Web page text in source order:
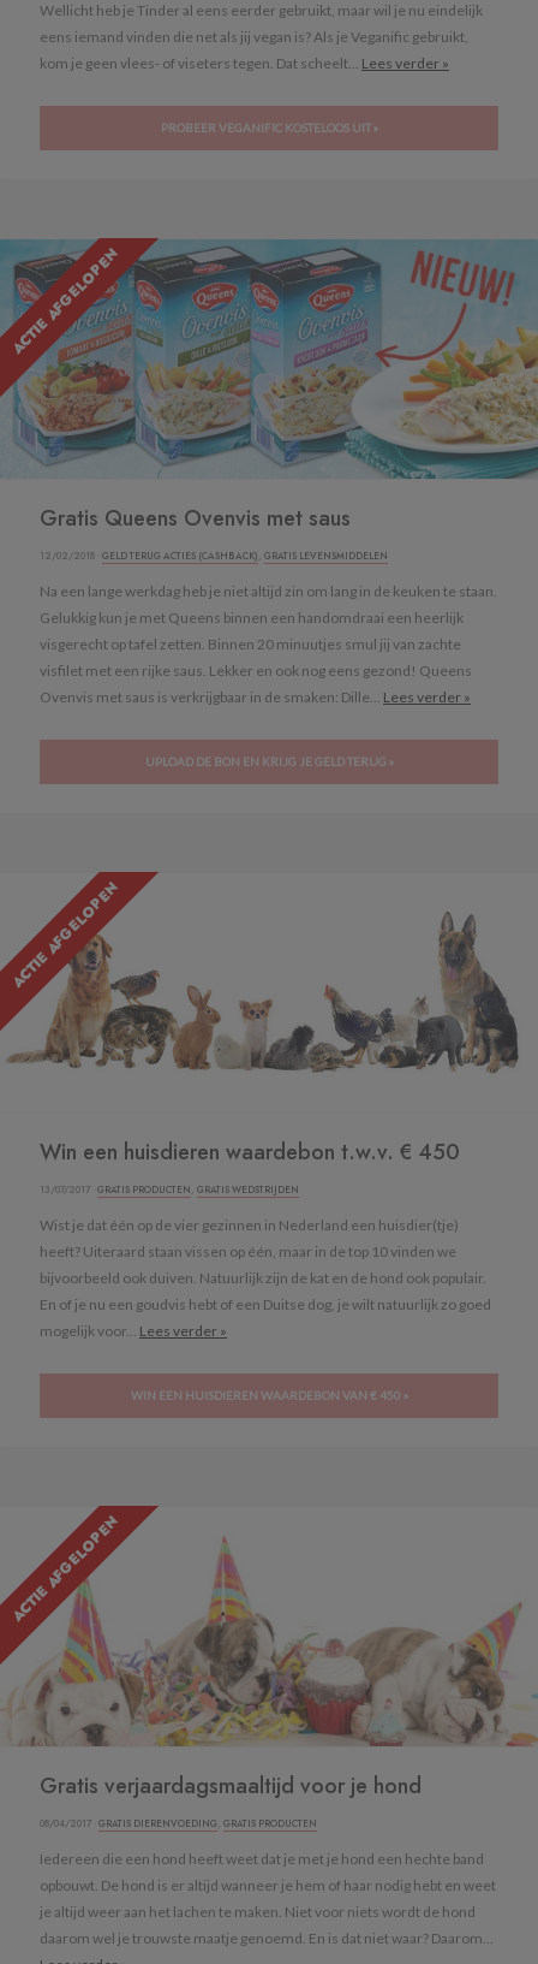
Wellicht heb je Tinder al eens eerder gebruikt, maar wil je nu eindelijk
eens iemand vinden die net als jij vegan is? Als je Veganific gebruikt,
kom je geen vlees- of viseters tegen. Dat scheelt... Lees verder »
PROBEER VEGANIFIC KOSTELOOS UIT »
ACTIE AFGELOPEN
Gratis Queens Ovenvis met saus
12/02/2018 · GELD TERUG ACTIES (CASHBACK), GRATIS LEVENSMIDDELEN
Na een lange werkdag heb je niet altijd zin om lang in de keuken te staan.
Gelukkig kun je met Queens binnen een handomdraai een heerlijk
visgerecht op tafel zetten. Binnen 20 minuutjes smul jij van zachte
visfilet met een rijke saus. Lekker en ook nog eens gezond! Queens
Ovenvis met saus is verkrijgbaar in de smaken: Dille... Lees verder »
UPLOAD DE BON EN KRIJG JE GELD TERUG »
ACTIE AFGELOPEN
Win een huisdieren waardebon t.w.v. € 450
13/07/2017 · GRATIS PRODUCTEN, GRATIS WEDSTRIJDEN
Wist je dat één op de vier gezinnen in Nederland een huisdier(tje)
heeft? Uiteraard staan vissen op één, maar in de top 10 vinden we
bijvoorbeeld ook duiven. Natuurlijk zijn de kat en de hond ook populair.
En of je nu een goudvis hebt of een Duitse dog, je wilt natuurlijk zo goed
mogelijk voor... Lees verder »
WIN EEN HUISDIEREN WAARDEBON VAN € 450 »
ACTIE AFGELOPEN
Gratis verjaardagsmaaltijd voor je hond
08/04/2017 · GRATIS DIERENVOEDING, GRATIS PRODUCTEN
Iedereen die een hond heeft weet dat je met je hond een hechte band
opbouwt. De hond is er altijd wanneer je hem of haar nodig hebt en weet
je altijd weer aan het lachen te maken. Niet voor niets wordt de hond
daarom wel je trouwste maatje genoemd. En is dat niet waar? Daarom...